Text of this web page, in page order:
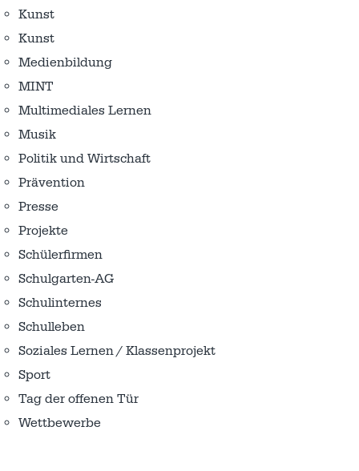
Kunst
Kunst
Medienbildung
MINT
Multimediales Lernen
Musik
Politik und Wirtschaft
Prävention
Presse
Projekte
Schülerfirmen
Schulgarten-AG
Schulinternes
Schulleben
Soziales Lernen / Klassenprojekt
Sport
Tag der offenen Tür
Wettbewerbe